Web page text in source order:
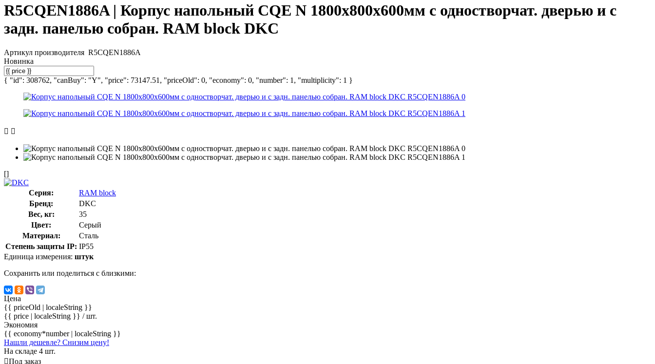
R5CQEN1886A | Корпус напольный CQE N 1800х800х600мм с одностворчат. дверью и с
задн. панелью собран. RAM block DKC
Артикул производителя R5CQEN1886A
Новинка
{ "id": 308762, "canBuy": "Y", "price": 73147.51, "priceOld": 0, "economy": 0, "number": 1, "multiplicity": 1 }
[]
Серия:
RAM block
Бренд:
DKC
Вес, кг:
35
Цвет:
Серый
Материал:
Сталь
Степень защиты IP: IP55
Единица измерения: штук
Сохранить или поделиться с близкими:
Цена
{{ priceOld | localeString }}
{{ price | localeString }} / шт.
Экономия
{{ economy*number | localeString }}
Нашли дешевле? Снизим цену!
На складе 4 шт.
Под заказ